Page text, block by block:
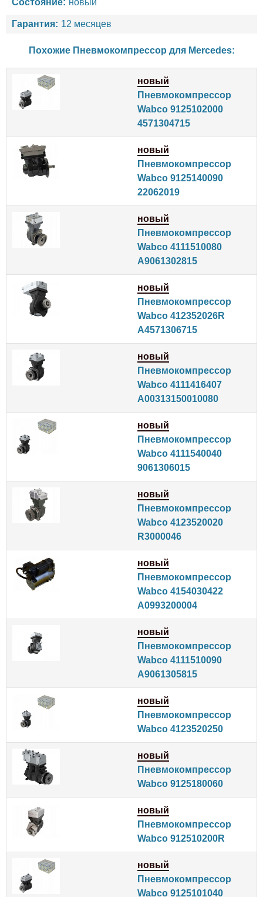
Состояние: новый
Гарантия: 12 месяцев
Похожие Пневмокомпрессор для Mercedes:
новый
Пневмокомпрессор
Wabco 9125102000
4571304715
новый
Пневмокомпрессор
Wabco 9125140090
22062019
новый
Пневмокомпрессор
Wabco 4111510080
A9061302815
новый
Пневмокомпрессор
Wabco 412352026R
A4571306715
новый
Пневмокомпрессор
Wabco 4111416407
A00313150010080
новый
Пневмокомпрессор
Wabco 4111540040
9061306015
новый
Пневмокомпрессор
Wabco 4123520020
R3000046
новый
Пневмокомпрессор
Wabco 4154030422
A0993200004
новый
Пневмокомпрессор
Wabco 4111510090
A9061305815
новый
Пневмокомпрессор
Wabco 4123520250
новый
Пневмокомпрессор
Wabco 9125180060
новый
Пневмокомпрессор
Wabco 912510200R
новый
Пневмокомпрессор
Wabco 9125101040